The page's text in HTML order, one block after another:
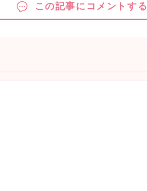
この記事にコメントする